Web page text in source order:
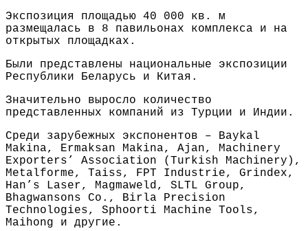
Экспозиция площадью 40 000 кв. м
размещалась в 8 павильонах комплекса и на
открытых площадках.
Были представлены национальные экспозиции
Республики Беларусь и Китая.
Значительно выросло количество
представленных компаний из Турции и Индии.
Среди зарубежных экспонентов – Baykal
Makina, Ermaksan Makina, Ajan, Machinery
Exporters’ Association (Turkish Machinery),
Metalforme, Taiss, FPT Industrie, Grindex,
Han’s Laser, Magmaweld, SLTL Group,
Bhagwansons Co., Birla Precision
Technologies, Sphoorti Machine Tools,
Maihong и другие.